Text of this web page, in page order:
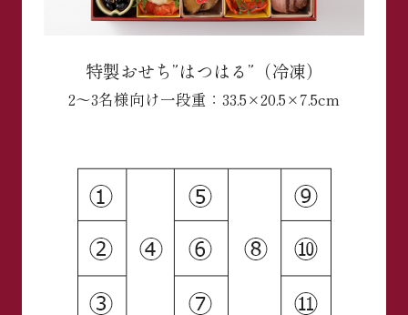
特製おせち”はつはる”（冷凍）
2～3名様向け一段重：33.5×20.5×7.5cm